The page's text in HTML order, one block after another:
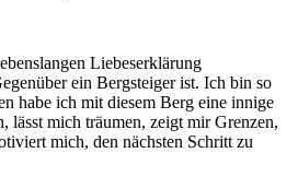
Liebeserklärung
ein Bergsteiger ist. Ich bin so
habe ich mit diesem Berg eine innige
lässt mich träumen, zeigt mir Grenzen,
mich, den nächsten Schritt zu